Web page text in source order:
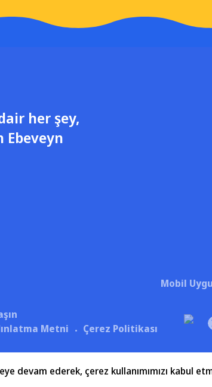
devam ederek, çerez kullanımımızı kabul
her şey,
Ebeveyn
Mobil
Metni Çerez Politikası